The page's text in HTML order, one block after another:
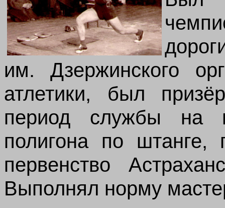
им. Дзержинского
атлетики, был
период службы на
полигона по штанге,
первенство
Выполнял норму